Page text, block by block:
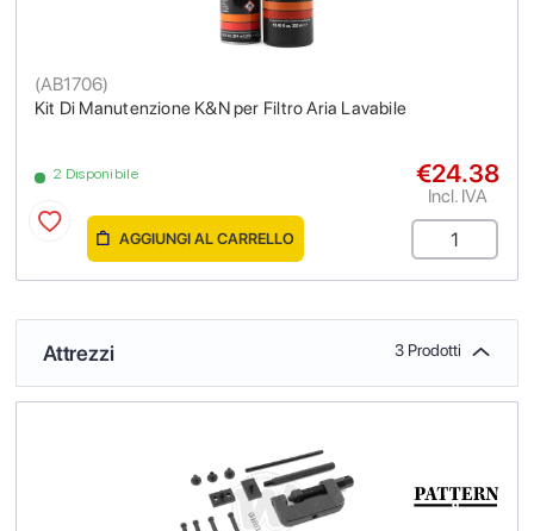
Kit Di Manutenzione K&N per Filtro Aria Lavabile
(AB1706)
2 Disponibile €24.38
Incl. IVA
AGGIUNGI AL CARRELLO
Attrezzi 3 Prodotti